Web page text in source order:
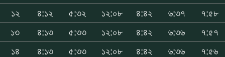
১২
৪:১২ ৫:৩২ ১২:০৮ ৪:৪২ ৬:৩৭
৭:৫৮
১৩
৪:১৩ ৫:৩৩ ১২:০৮ ৪:৪২ ৬:৩৬
৭:৫৭
১৪
৪:১৩ ৫:৩৩ ১২:০৮ ৪:৪২ ৬:৩৬
৭:৫৬